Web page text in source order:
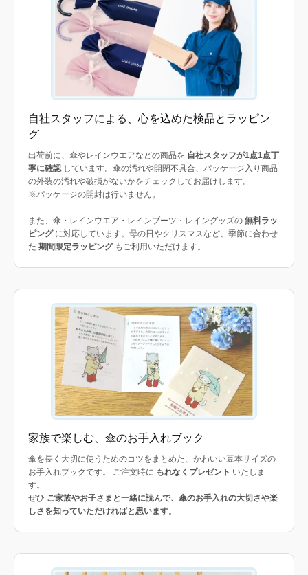
自社スタッフによる、心を込めた検品とラッピン
グ
出荷前に、傘やレインウエアなどの商品を 自社スタッフが1点1点丁
寧に確認しています。傘の汚れや開閉不具合、パッケージ入り商品
の外装の汚れや破損がないかをチェックしてお届けします。
※パッケージの開封は行いません。
また、傘・レインウエア・レインブーツ・レイングッズの 無料ラッ
ピングに対応しています。母の日やクリスマスなど、季節に合わせ
た 期間限定ラッピングもご利用いただけます。
家族で楽しむ、傘のお手入れブック
傘を長く大切に使うためのコツをまとめた、かわいい豆本サイズの
お手入れブックです。 ご注文時に もれなくプレゼント いたしま
す。
ぜひ ご家族やお子さまと一緒に読んで、傘のお手入れの大切さや楽
しさを知っていただければと思います。